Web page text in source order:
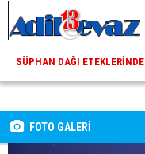
SÜPHAN DAĞI
FOTO GALERİ